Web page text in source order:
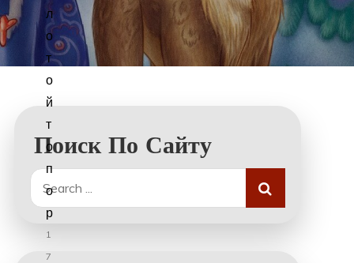
Поиск По Сайту
Search
for:
л
о
т
о
й
т
о
п
о
р
1
7